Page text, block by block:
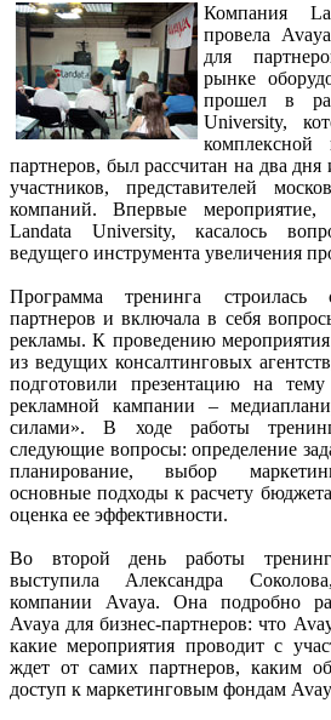
Компания
провела
для
рынке
прошел в
University,
комплексной
партнеров, был рассчитан на два дня
участников, представителей
компаний. Впервые
Landata University, касалось
ведущего инструмента увеличения
Программа тренинга
партнеров и включала в себя
рекламы. К проведению
из ведущих консалтинговых
подготовили презентацию на тему
рекламной кампании –
силами». В ходе работы
следующие вопросы: определение
планирование, выбор
основные подходы к расчету
оценка ее эффективности.
Во второй день работы
выступила Александра
компании Avaya. Она подробно
Avaya для бизнес-партнеров: что
какие мероприятия проводит с
ждет от самих партнеров, каким
доступ к маркетинговым фондам